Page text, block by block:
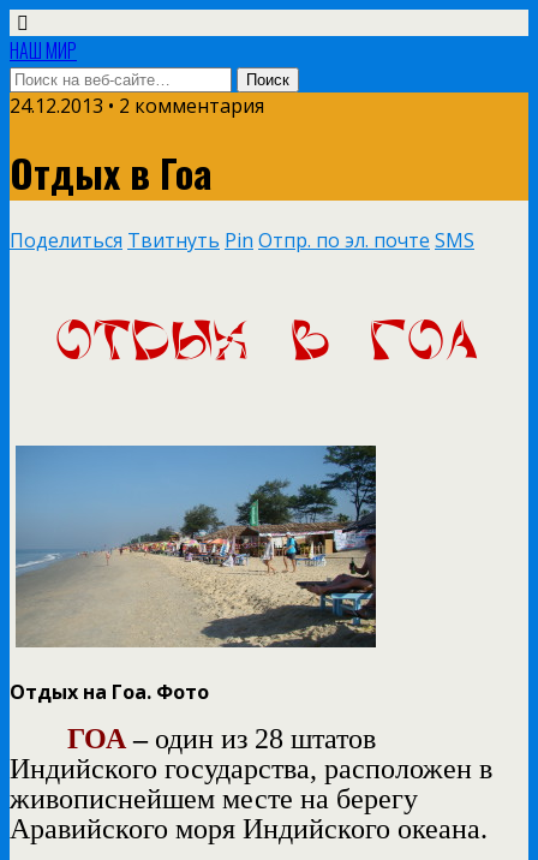
НАШ МИР
24.12.2013 • 2 комментария
Отдых в Гоа
Поделиться Твитнуть Pin Отпр. по эл. почте SMS
Отдых на Гоа. Фото
ГОА – один из 28 штатов
Индийского государства, расположен в
живописнейшем месте на берегу
Аравийского моря Индийского океана.